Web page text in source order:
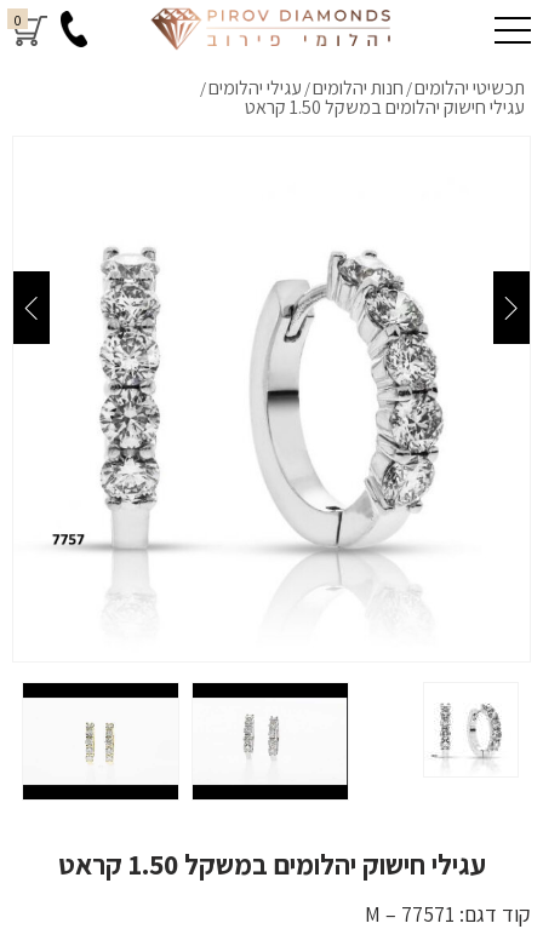
0
תכשיטי יהלומים/ חנות יהלומים/ עגילי יהלומים/
עגילי חישוק יהלומים במשקל 1.50 קראט
עגילי חישוק יהלומים במשקל 1.50 קראט
קוד דגם: M – 77571